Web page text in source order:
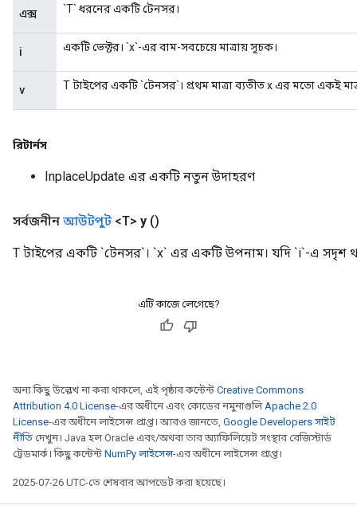
এক্স `T` ধরনের একটি টেনসর।
i একটি ভেক্টর। `x`-এর বাম-সবচেয়ে মাত্রায় সূচক।
v T টাইপের একটি `টেনসর`। প্রথম মাত্রা ব্যতীত x এর মতো একই
রিটার্নস
InplaceUpdate এর একটি নতুন উদাহরণ
সর্বজনীন আউটপুট <T> y ()
T টাইপের একটি `টেনসর`। `x` এর একটি উপনাম। যদি `i`-এ সদৃশ
এটি কাজে লেগেছে?
অন্য কিছু উল্লেখ না করা থাকলে, এই পৃষ্ঠার কন্টেন্ট Creative Commons
Attribution 4.0 License-এর অধীনে এবং কোডের নমুনাগুলিApache 2.0
License-এর অধীনে লাইসেন্স প্রাপ্ত। আরও জানতে, Google Developers সাইট
নীতি দেখুন। Java হল Oracle এবং/অথবা তার অ্যাফিলিয়েট সংস্থার রেজিস্টার্ড
ট্রেডমার্ক। কিছু কন্টেন্ট NumPy লাইসেন্স-এর অধীনে লাইসেন্স প্রাপ্ত।
2025-07-26 UTC-তে শেষবার আপডেট করা হয়েছে।